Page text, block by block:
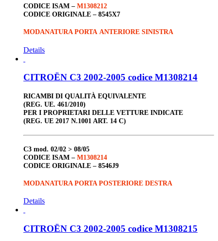
CODICE ISAM – M1308212
CODICE ORIGINALE – 8545X7
MODANATURA PORTA ANTERIORE SINISTRA
Details
CITROËN C3 2002-2005 codice M1308214
RICAMBI DI QUALITÀ EQUIVALENTE
(REG. UE. 461/2010)
PER I PROPRIETARI DELLE VETTURE INDICATE
(REG. UE 2017 N.1001 ART. 14 C)
C3 mod. 02/02 > 08/05
CODICE ISAM – M1308214
CODICE ORIGINALE – 8546J9
MODANATURA PORTA POSTERIORE DESTRA
Details
CITROËN C3 2002-2005 codice M1308215